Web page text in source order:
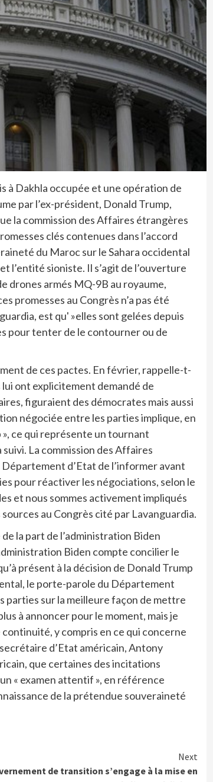
à Dakhla occupée et une opération de
par l’ex-président, Donald Trump,
la commission des Affaires étrangères
clés contenues dans l’accord
du Maroc sur le Sahara occidental
l’entité sioniste. Il s’agit de l’ouverture
drones armés MQ-9B au royaume,
promesses au Congrès n’a pas été
est qu' »elles sont gelées depuis
pour tenter de le contourner ou de
de ces pactes. En février, rappelle-t-
ont explicitement demandé de
figuraient des démocrates mais aussi
négociée entre les parties implique, en
ce qui représente un tournant
La commission des Affaires
d’Etat de l’informer avant
pour réactiver les négociations, selon le
et nous sommes activement impliqués
au Congrès cité par Lavanguardia.
la part de l’administration Biden
Biden compte concilier le
présent à la décision de Donald Trump
le porte-parole du Département
parties sur la meilleure façon de mettre
à annoncer pour le moment, mais je
y compris en ce qui concerne
d’Etat américain, Antony
que certaines des incitations
« examen attentif », en référence
de la prétendue souveraineté
Next
de transition s’engage à la mise en